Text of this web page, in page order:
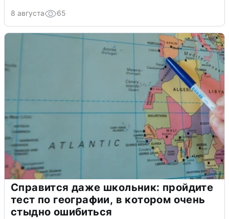
8 августа 65
Справится даже школьник: пройдите
тест по географии, в котором очень
стыдно ошибиться